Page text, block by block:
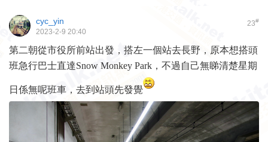
23#
cyc_yin
2023-2-9 20:40
第二朝從市役所前站出發，搭左一個站去長野，原本想搭頭
班急行巴士直達Snow Monkey Park，不過自己無睇清楚星期
日係無呢班車，去到站頭先發覺